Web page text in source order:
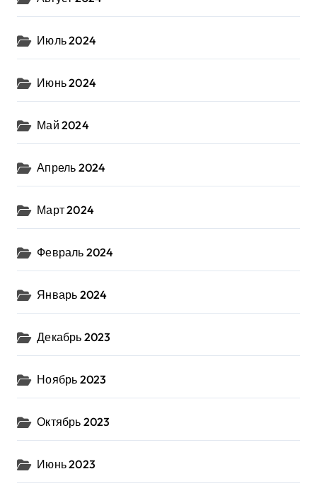
Июль 2024
Июнь 2024
Май 2024
Апрель 2024
Март 2024
Февраль 2024
Январь 2024
Декабрь 2023
Ноябрь 2023
Октябрь 2023
Июнь 2023